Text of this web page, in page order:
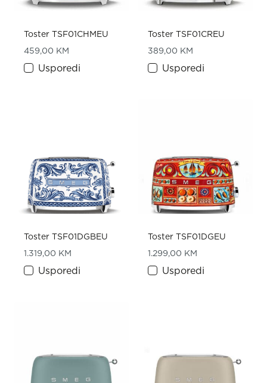
Toster TSF01CHMEU
459,00 KM
Usporedi
Toster TSF01CREU
389,00 KM
Usporedi
Toster TSF01DGBEU
1.319,00 KM
Usporedi
Toster TSF01DGEU
1.299,00 KM
Usporedi